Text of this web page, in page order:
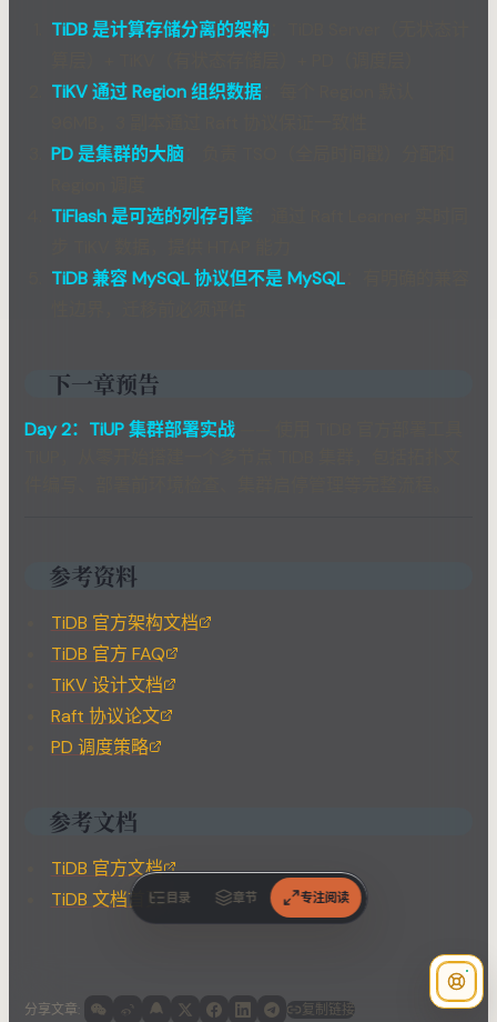
TiDB 是计算存储分离的架构：TiDB Server（无状态计
TiKV 通过 Region 组织数据：每个 Region 默认
PD 是集群的大脑：负责 TSO（全局时间戳）分配和
TiFlash 是可选的列存引擎：通过 Raft Learner 实时同
TiDB 兼容 MySQL 协议但不是 MySQL：有明确的兼容
下一章预告
Day 2：TiUP 集群部署实战—— 使用 TiDB 官方部署工具
参考资料
TiDB 官方架构文档
TiDB 官方 FAQ
TiKV 设计文档
Raft 协议论文
PD 调度策略
参考文档
TiDB 官方文档
TiDB 文档首页
分享文章: 复制链接
目录 章节 专注阅读